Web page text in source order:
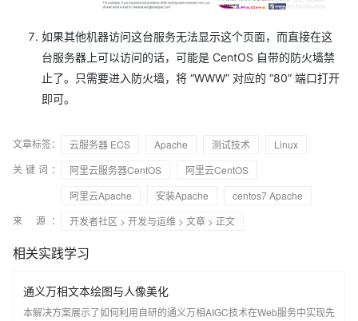
如果其他机器访问这台服务无法显示这个页面，而直接在这
台服务器上可以访问的话，可能是 CentOS 自带的防火墙禁
止了。只需要进入防火墙，将 “WWW” 对应的 “80” 端口打开
即可。
文章标签： 云服务器 ECS Apache 测试技术
Linux
关键词：
阿里云服务器CentOS
阿里云CentOS
阿里云Apache
安装Apache
centos7 Apache
来 源：
开发者社区 > 开发与运维 > 文章 > 正文
相关实践学习
通义万相文本绘图与人像美化
本解决方案展示了如何利用自研的通义万相AIGC技术在Web服务中实现先